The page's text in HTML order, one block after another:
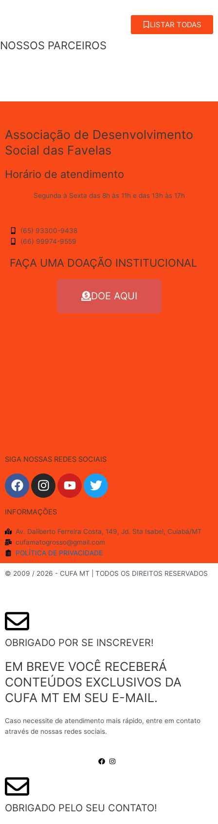
LISTAR TODAS
NOSSOS PARCEIROS
Associação de Desenvolvimento
Social das Favelas
Horário de atendimento
Segunda à Sexta das 8h às 11h e das 13h às 17h
(65) 93300-9438
(66) 99974-9559
FAÇA UMA DOAÇÃO INSTITUCIONAL
DOE AQUI
SIGA NOSSAS REDES SOCIAIS
F
a
e
b
o
o
k
I
n
t
a
g
r
a
m
Y
o
u
b
e
T
w
t
e
r
INFORMAÇÕES
Av. Daliberto Ferreira Costa, 149, Jd. Sta Isabel, Cuiabá/MT
cufamatogrosso@gmail.com
POLÍTICA DE PRIVACIDADE
© 2009 / 2026 - CUFA MT | TODOS OS DIREITOS RESERVADOS
OBRIGADO POR SE INSCREVER!
EM BREVE VOCÊ RECEBERÁ
CONTEÚDOS EXCLUSIVOS DA
CUFA MT EM SEU E-MAIL.
Caso necessite de atendimento mais rápido, entre em contato
através de nossas redes sociais.
OBRIGADO PELO SEU CONTATO!